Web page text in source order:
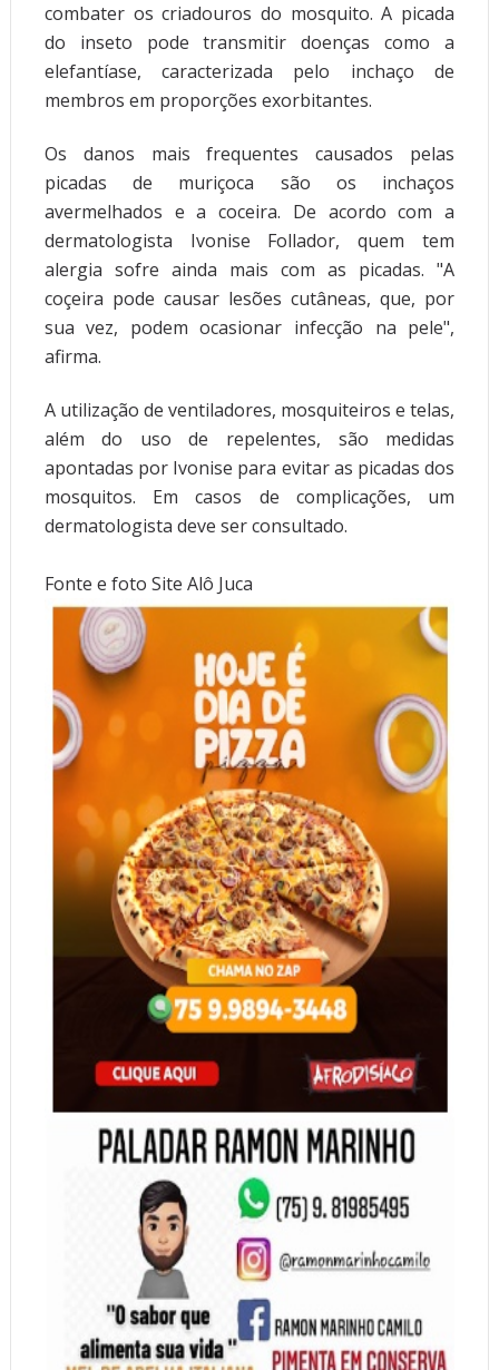
combater os criadouros do mosquito. A picada
do inseto pode transmitir doenças como a
elefantíase, caracterizada pelo inchaço de
membros em proporções exorbitantes.
Os danos mais frequentes causados pelas
picadas de muriçoca são os inchaços
avermelhados e a coceira. De acordo com a
dermatologista Ivonise Follador, quem tem
alergia sofre ainda mais com as picadas. "A
coçeira pode causar lesões cutâneas, que, por
sua vez, podem ocasionar infecção na pele",
afirma.
A utilização de ventiladores, mosquiteiros e telas,
além do uso de repelentes, são medidas
apontadas por Ivonise para evitar as picadas dos
mosquitos. Em casos de complicações, um
dermatologista deve ser consultado.
Fonte e foto Site Alô Juca